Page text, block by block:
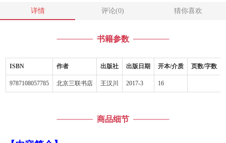
详情 评论(0) 猜你喜欢
书籍参数
ISBN 作者 出版社 出版日期 开本/介质 页数/字数
9787108057785 北京三联书店 王汉川 2017-3 16
商品细节